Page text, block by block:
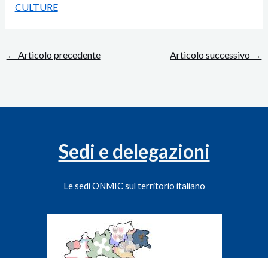
CULTURE
← Articolo precedente Articolo successivo →
Sedi e delegazioni
Le sedi ONMIC sul territorio italiano